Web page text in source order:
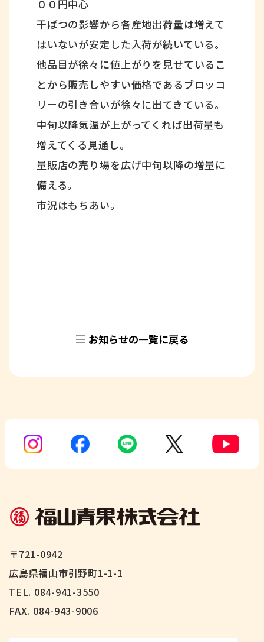
００円中心
干ばつの影響から各産地出荷量は増えて
はいないが安定した入荷が続いている。
他品目が徐々に値上がりを見せているこ
とから販売しやすい価格であるブロッコ
リーの引き合いが徐々に出てきている。
中旬以降気温が上がってくれば出荷量も
増えてくる見通し。
量販店の売り場を広げ中旬以降の増量に
備える。
市況はもちあい。
お知らせの一覧に戻る
〒721-0942
広島県福山市引野町1-1-1
TEL. 084-941-3550
FAX. 084-943-9006